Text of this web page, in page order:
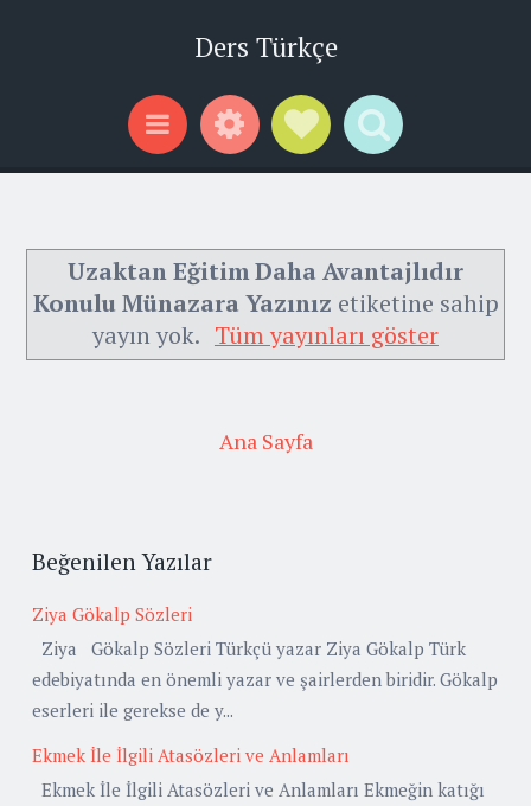
Ders Türkçe
Menu WidgetsSocial Links
Search
Uzaktan Eğitim Daha Avantajlıdır
Konulu Münazara Yazınız etiketine sahip
yayın yok. Tüm yayınları göster
Ana Sayfa
Beğenilen Yazılar
Ziya Gökalp Sözleri
Ziya Gökalp Sözleri Türkçü yazar Ziya Gökalp Türk
edebiyatında en önemli yazar ve şairlerden biridir. Gökalp
eserleri ile gerekse de y...
Ekmek İle İlgili Atasözleri ve Anlamları
Ekmek İle İlgili Atasözleri ve Anlamları Ekmeğin katığı